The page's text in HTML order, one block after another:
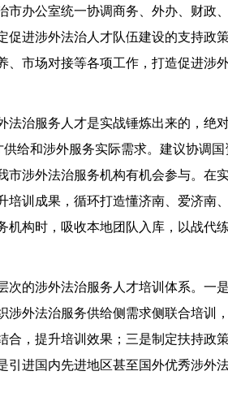
市办公室统一协调商务、外办、财政
进涉外法治人才队伍建设的支持政
市场对接等各项工作，打造促进涉
法治服务人才是实战锤炼出来的，绝
给和涉外服务实际需求。建议协调
涉外法治服务机构有机会参与。在
训成果，循环打造懂济南、爱济南
构时，吸收本地团队入库，以战代
次的涉外法治服务人才培训体系。一
外法治服务供给侧需求侧联合培训
，提升培训效果；三是制定扶持政
进国内先进地区甚至国外优秀涉外